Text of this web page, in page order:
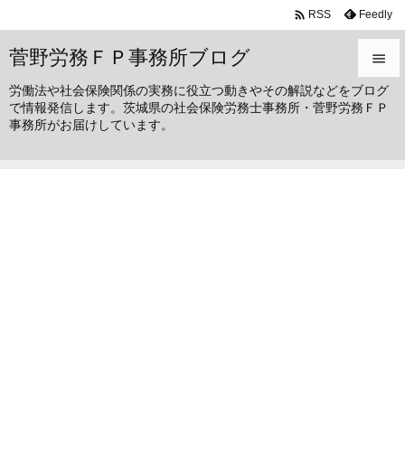
菅野労務ＦＰ事務所ブログ
労働法や社会保険関係の実務に役立つ動きやその解説などをブログ
で情報発信します。茨城県の社会保険労務士事務所・菅野労務ＦＰ
事務所がお届けしています。


メニュ
 RSS Feedly